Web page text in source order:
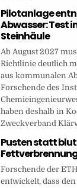
Pilotanlage
Abwasser: Test
Steinhäule
Ab August 2027
Richtlinie deutlich
aus kommunalen
Forschende des
haben deshalb in
Zweckverband
Pusten statt
Forschende der
entwickelt, dass